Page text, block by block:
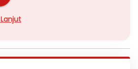
Lanjut